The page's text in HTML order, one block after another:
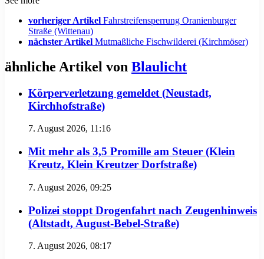
vorheriger Artikel Fahrstreifensperrung Oranienburger
Straße (Wittenau)
nächster Artikel Mutmaßliche Fischwilderei (Kirchmöser)
ähnliche Artikel von Blaulicht
Körperverletzung gemeldet (Neustadt,
Kirchhofstraße)
7. August 2026, 11:16
Mit mehr als 3,5 Promille am Steuer (Klein
Kreutz, Klein Kreutzer Dorfstraße)
7. August 2026, 09:25
Polizei stoppt Drogenfahrt nach Zeugenhinweis
(Altstadt, August-Bebel-Straße)
7. August 2026, 08:17